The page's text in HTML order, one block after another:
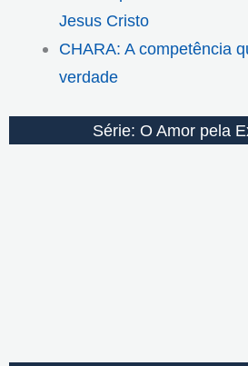
Jesus Cristo
CHARA: A competência
verdade
Série: O Amor pela